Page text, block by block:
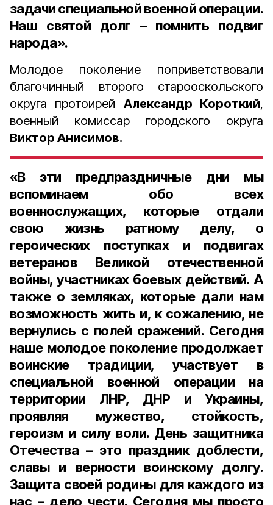
задачи специальной военной операции.
Наш святой долг – помнить подвиг
народа».
Молодое поколение поприветствовали
благочинный второго старооскольского
округа протоирей Александр Короткий,
военный комиссар городского округа
Виктор Анисимов.
«В эти предпраздничные дни мы
вспоминаем обо всех
военнослужащих, которые отдали
свою жизнь ратному делу, о
героических поступках и подвигах
ветеранов Великой отечественной
войны, участниках боевых действий. А
также о земляках, которые дали нам
возможность жить и, к сожалению, не
вернулись с полей сражений. Сегодня
наше молодое поколение продолжает
воинские традиции, участвует в
специальной военной операции на
территории ЛНР, ДНР и Украины,
проявляя мужество, стойкость,
героизм и силу воли. День защитника
Отечества – это праздник доблести,
славы и верности воинскому долгу.
Защита своей родины для каждого из
нас – дело чести. Сегодня мы просто